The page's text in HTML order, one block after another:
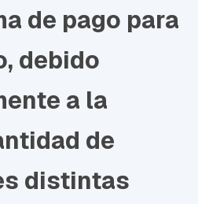
de pago para
debido
a la
de
distintas